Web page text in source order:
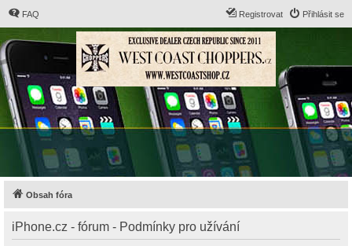
FAQ Přihlásit se
Registrovat
Obsah fóra
iPhone.cz - fórum - Podmínky pro užívání